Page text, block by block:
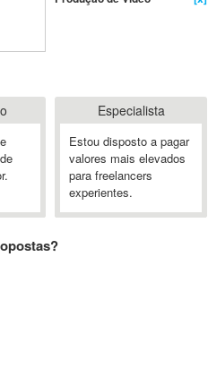
Especialista
Estou disposto a pagar
valores mais elevados
para freelancers
experientes.